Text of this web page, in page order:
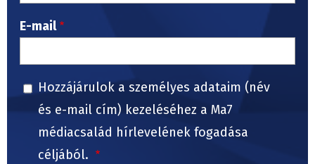
E-mail
Hozzájárulok a személyes adataim (név
és e-mail cím) kezeléséhez a Ma7
médiacsalád hírlevelének fogadása
céljából.